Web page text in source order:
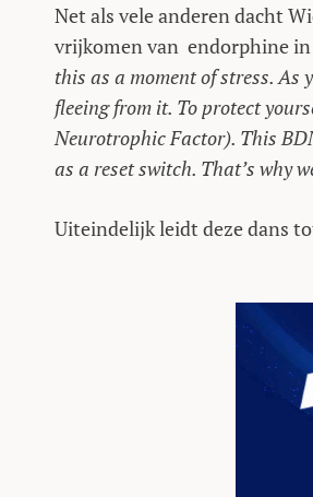
Net als vele anderen dacht
vrijkomen van endorphine in
this as a moment of stress.
fleeing from it. To protect
Neurotrophic Factor). This
as a reset switch. That’s why
Uiteindelijk leidt deze dans